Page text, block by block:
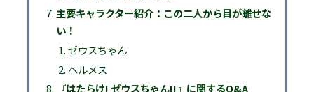
主要キャラクター紹介：この二人から目が離せな
い！
ゼウスちゃん
ヘルメス
『はたらけ! ゼウスちゃん!!』に関するQ&A